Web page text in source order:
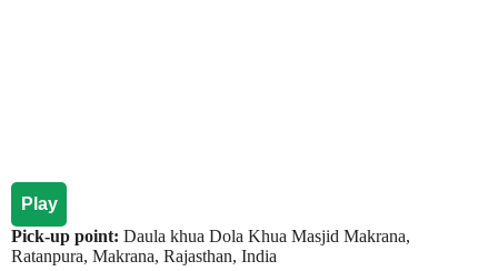
Play
Pick-up point: Daula khua Dola Khua Masjid Makrana,
Ratanpura, Makrana, Rajasthan, India